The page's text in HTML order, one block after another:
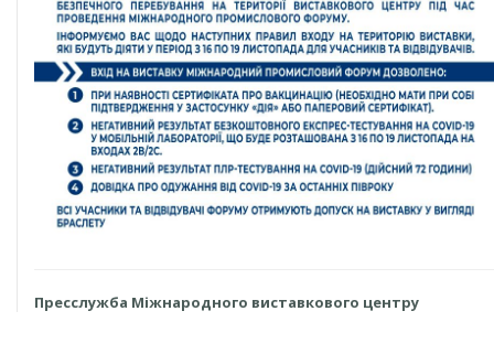
Пресслужба Міжнародного виставкового центру